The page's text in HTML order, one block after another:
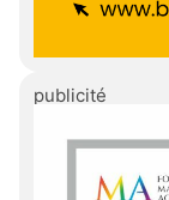
publicité